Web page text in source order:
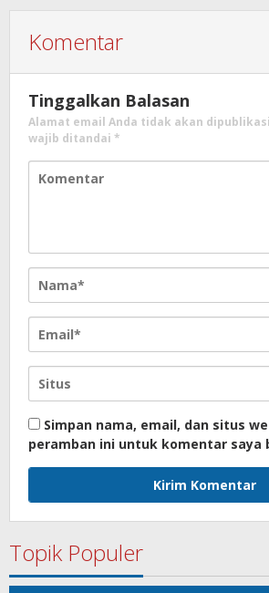
Komentar
Tinggalkan Balasan
Alamat email Anda tidak akan
wajib ditandai *
Simpan nama, email, dan situs
peramban ini untuk komentar saya
Topik Populer